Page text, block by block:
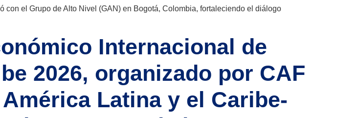
el Grupo de Alto Nivel (GAN) en Bogotá, Colombia, fortaleciendo el diálogo
Internacional de
2026, organizado por CAF
Latina y el Caribe-